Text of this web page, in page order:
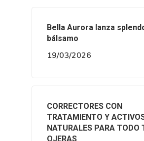
Bella Aurora lanza
bálsamo
19/03/2026
CORRECTORES CON
TRATAMIENTO Y
NATURALES PARA TODO
OJERAS